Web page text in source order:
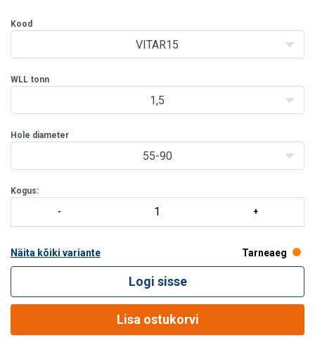
Kood
VITAR15
WLL tonn
1,5
Hole diameter
55-90
Kogus:
Näita kõiki variante Tarneaeg
Logi sisse
Lisa ostukorvi